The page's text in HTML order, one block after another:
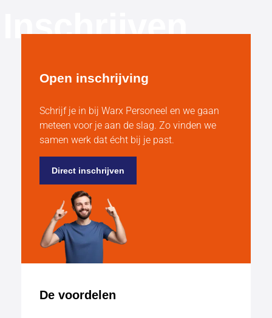
Inschrijven
Open inschrijving
Schrijf je in bij Warx Personeel en we gaan
meteen voor je aan de slag. Zo vinden we
samen werk dat écht bij je past.
Direct inschrijven
De voordelen